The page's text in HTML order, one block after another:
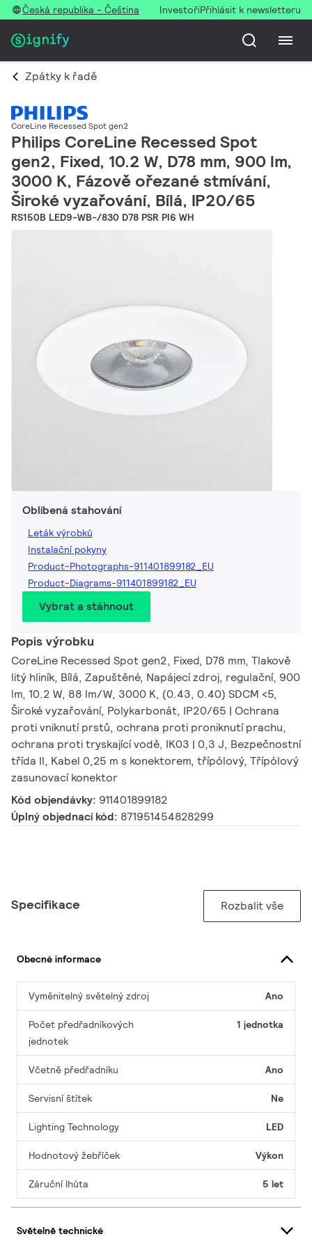
Česká republika - Čeština InvestořiPřihlásit k newsletteru
Zpátky k řadě
CoreLine Recessed Spot gen2
Philips CoreLine Recessed Spot
gen2, Fixed, 10.2 W, D78 mm, 900 lm,
3000 K, Fázově ořezané stmívání,
Široké vyzařování, Bílá, IP20/65
RS150B LED9-WB-/830 D78 PSR PI6 WH
Oblíbená stahování
Leták výrobků
Instalační pokyny
Product-Photographs-911401899182_EU
Product-Diagrams-911401899182_EU
Vybrat a stáhnout
Popis výrobku
CoreLine Recessed Spot gen2, Fixed, D78 mm, Tlakově
litý hliník, Bílá, Zapuštěné, Napájecí zdroj, regulační, 900
lm, 10.2 W, 88 lm/W, 3000 K, (0.43, 0.40) SDCM <5,
Široké vyzařování, Polykarbonát, IP20/65 | Ochrana
proti vniknutí prstů, ochrana proti proniknutí prachu,
ochrana proti tryskající vodě, IK03 | 0,3 J, Bezpečnostní
třída II, Kabel 0,25 m s konektorem, třípólový, Třípólový
zasunovací konektor
Kód objendávky: 911401899182
Úplný objednací kód: 871951454828299
Specifikace Rozbalit vše
Obecné informace
Vyměnitelný světelný zdroj Ano
Počet předřadníkových
jednotek
1 jednotka
Včetně předřadníku Ano
Servisní štítek Ne
Lighting Technology LED
Hodnotový žebříček Výkon
Záruční lhůta 5 let
Světelně technické